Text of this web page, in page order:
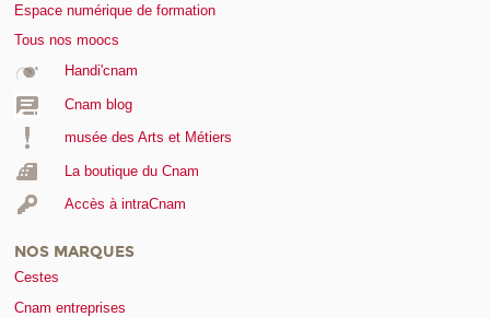
Espace numérique de formation
Tous nos moocs
Handi'cnam
Cnam blog
musée des Arts et Métiers
La boutique du Cnam
Accès à intraCnam
NOS MARQUES
Cestes
Cnam entreprises